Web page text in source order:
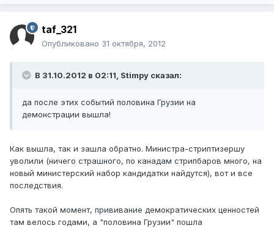
taf_321
Опубликовано 31 октября, 2012
В 31.10.2012 в 02:11, Stimpy сказал:
да после этих событий половина Грузии на
демонстрации вышла!
Как вышла, так и зашла обратно. Министра-стриптизершу
уволили (ничего страшного, по канадам стрипбаров много, на
новый министерский набор кандидатки найдутся), вот и все
последствия.
Опять такой момент, прививание демократических ценностей
там велось годами, а "половина Грузии" пошла